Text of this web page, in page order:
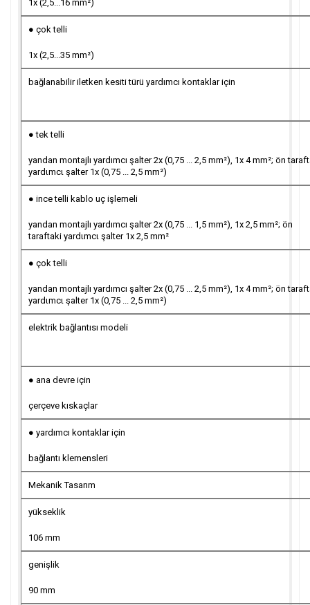
1x (2,5...16 mm²)
● çok telli
1x (2,5...35 mm²)
bağlanabilir iletken kesiti türü yardımcı kontaklar için
● tek telli
yandan montajlı yardımcı şalter 2x (0,75 ... 2,5 mm²), 1x 4 mm²; ön
yardιmcι şalter 1x (0,75 ... 2,5 mm²)
● ince telli kablo uç işlemeli
yandan montajlı yardımcı şalter 2x (0,75 ... 1,5 mm²), 1x 2,5 mm²; ön
taraftaki yardιmcι şalter 1x 2,5 mm²
● çok telli
yandan montajlı yardımcı şalter 2x (0,75 ... 2,5 mm²), 1x 4 mm²; ön
yardιmcι şalter 1x (0,75 ... 2,5 mm²)
elektrik bağlantısı modeli
● ana devre için
çerçeve kıskaçlar
● yardımcı kontaklar için
bağlantı klemensleri
Mekanik Tasarım
yükseklik
106 mm
genişlik
90 mm